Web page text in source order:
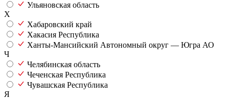
Ульяновская область
Х
Хабаровский край
Хакасия Республика
Ханты-Мансийский Автономный округ — Югра АО
Ч
Челябинская область
Чеченская Республика
Чувашская Республика
Я